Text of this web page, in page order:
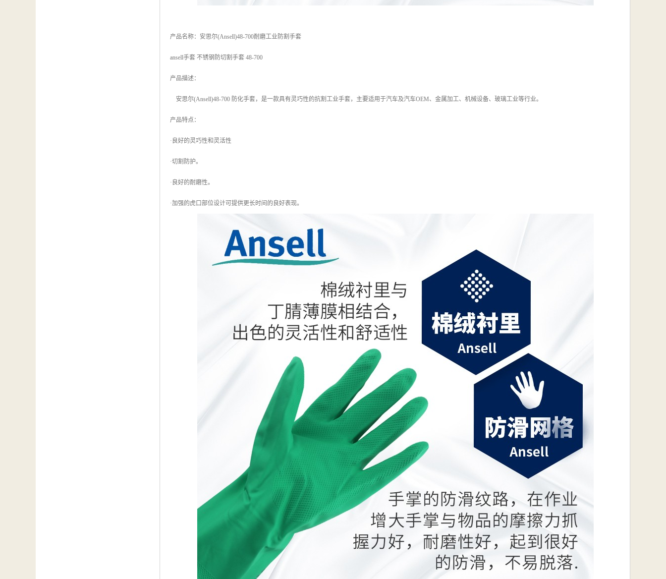
产品名称：安思尔(Ansell)48-700耐磨工业防割手套
ansell手套 不锈钢防切割手套 48-700
产品描述：
安思尔(Ansell)48-700 防化手套，是一款具有灵巧性的抗割工业手套，主要适用于汽车及汽车OEM、金属加工、机械设备、玻璃工业等行业。
产品特点：
·良好的灵巧性和灵活性
·切割防护。
·良好的耐磨性。
·加强的虎口部位设计可提供更长时间的良好表现。